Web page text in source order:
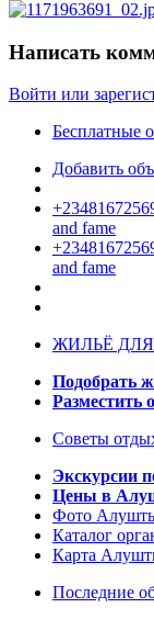
Написать
Войти или
Бесплатные
Добавить
and fame
and fame
ЖИЛЬЁ
Подобрать
Разместить
Советы
Экскурсии
Цены в
Фото
Каталог
Карта
Последние